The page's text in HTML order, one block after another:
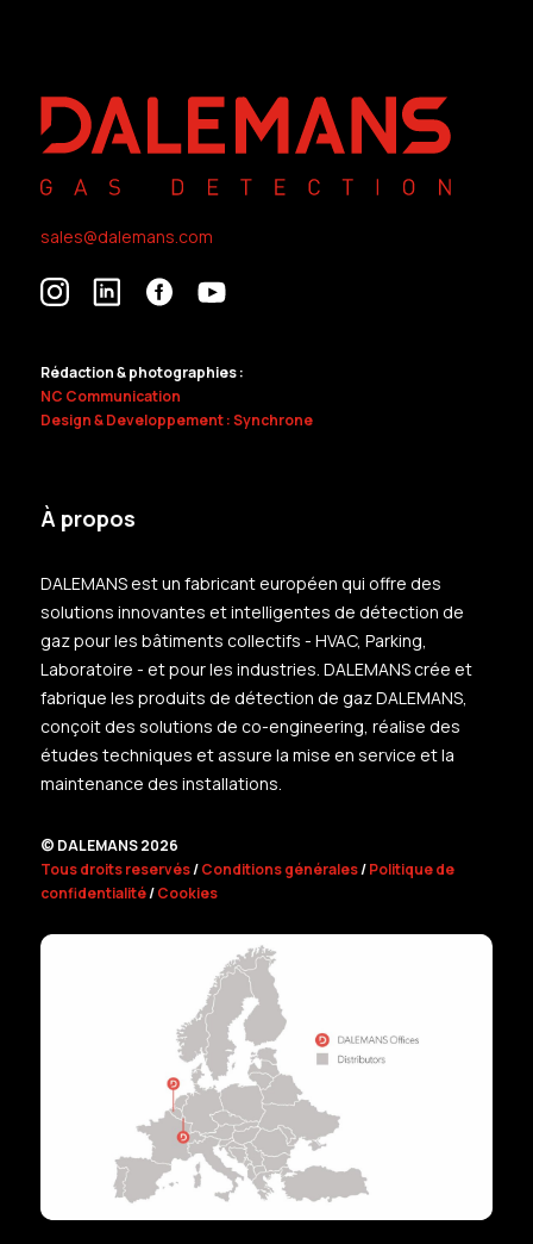
sales@dalemans.com
Rédaction & photographies :
NC Communication
Design & Developpement : Synchrone
À propos
DALEMANS est un fabricant européen qui offre des
solutions innovantes et intelligentes de détection de
gaz pour les bâtiments collectifs - HVAC, Parking,
Laboratoire - et pour les industries. DALEMANS crée et
fabrique les produits de détection de gaz DALEMANS,
conçoit des solutions de co-engineering, réalise des
études techniques et assure la mise en service et la
maintenance des installations.
© DALEMANS 2026
Tous droits reservés/Conditions générales/Politique de
confidentialité/Cookies